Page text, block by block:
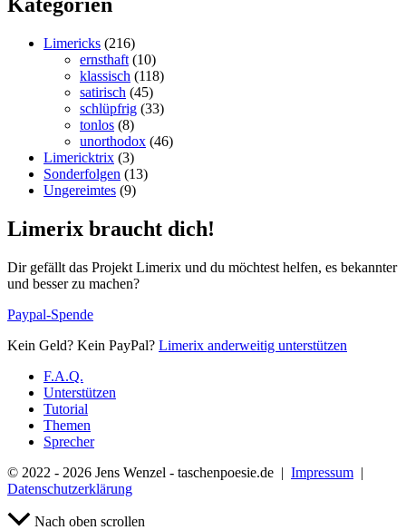
Kategorien
Limericks (216)
ernsthaft (10)
klassisch (118)
satirisch (45)
schlüpfrig (33)
tonlos (8)
unorthodox (46)
Limericktrix (3)
Sonderfolgen (13)
Ungereimtes (9)
Limerix braucht dich!
Dir gefällt das Projekt Limerix und du möchtest helfen, es bekannter
und besser zu machen?
Paypal-Spende
Kein Geld? Kein PayPal? Limerix anderweitig unterstützen
F.A.Q.
Unterstützen
Tutorial
Themen
Sprecher
© 2022 - 2026 Jens Wenzel - taschenpoesie.de | Impressum |
Datenschutzerklärung
Nach oben scrollen